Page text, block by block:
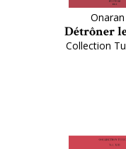
Détrôner
Collection